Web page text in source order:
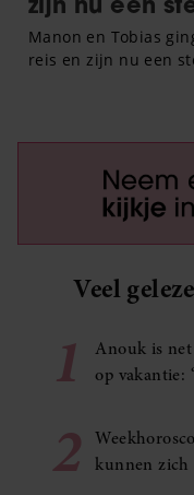
Veel
1
Anouk is
op vakantie:
2
kunnen zich